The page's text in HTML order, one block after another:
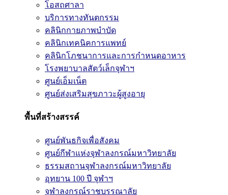
โอสถศาลา
บริการทางทันตกรรม
คลินิกกายภาพบำบัด
คลินิกเทคนิคการแพทย์
คลินิกโภชนาการและการกำหนดอาหาร
โรงพยาบาลสัตว์เล็กจุฬาฯ
ศูนย์เอ็มเน็ต
ศูนย์ส่งเสริมสุขภาวะผู้สูงอายุ
พื้นที่สร้างสรรค์
ศูนย์พันธกิจเพื่อสังคม
ศูนย์กีฬาแห่งจุฬาลงกรณ์มหาวิทยาลัย
ธรรมสถานจุฬาลงกรณ์มหาวิทยาลัย
อุทยาน 100 ปี จุฬาฯ
จุฬาลงกรณ์ราชบรรณาลัย